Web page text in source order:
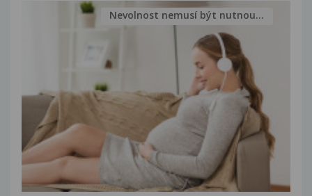
Nevolnost nemusí být nutnou...